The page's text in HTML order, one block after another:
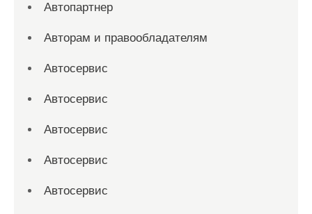
Автопартнер
Авторам и правообладателям
Автосервис
Автосервис
Автосервис
Автосервис
Автосервис